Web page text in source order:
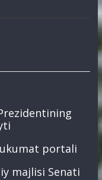
portali
majlisi Senati